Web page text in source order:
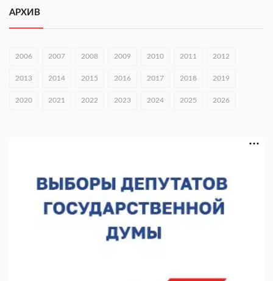
раза
06.08.2026 15:26
Видели ночь, бежали всю ночь... На Нижневолжской
набережной прошел необычный забег
АРХИВ
2006 2007 2008 2009 2010 2011 2012
2013 2014 2015 2016 2017 2018 2019
2020 2021 2022 2023 2024 2025 2026